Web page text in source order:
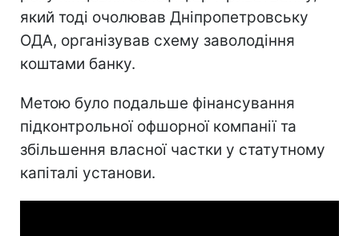
який тоді очолював Дніпропетровську
ОДА, організував схему заволодіння
коштами банку.
Метою було подальше фінансування
підконтрольної офшорної компанії та
збільшення власної частки у статутному
капіталі установи.